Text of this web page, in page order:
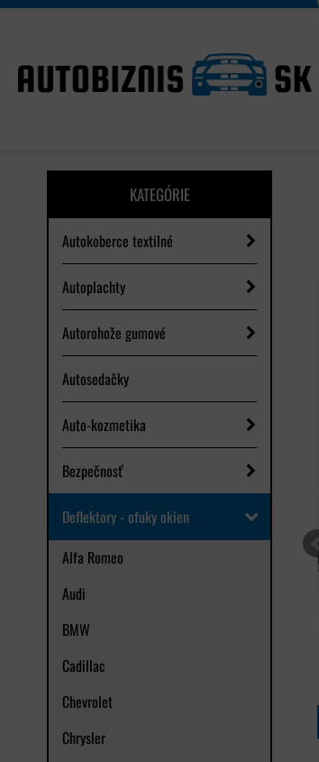
KATEGÓRIE
Autokoberce textilné
Autoplachty
Autorohože gumové
Autosedačky
Auto-kozmetika
Bezpečnosť
Deflektory - ofuky okien
Alfa Romeo
Audi
BMW
Cadillac
Chevrolet
Chrysler